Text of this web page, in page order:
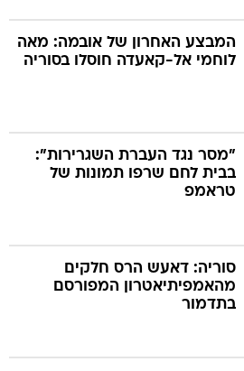
המבצע האחרון של אובמה: מאה
לוחמי אל-קאעדה חוסלו בסוריה
"מסר נגד העברת השגרירות":
בבית לחם שרפו תמונות של
טראמפ
סוריה: דאעש הרס חלקים
מהאמפיתיאטרון המפורסם
בתדמור